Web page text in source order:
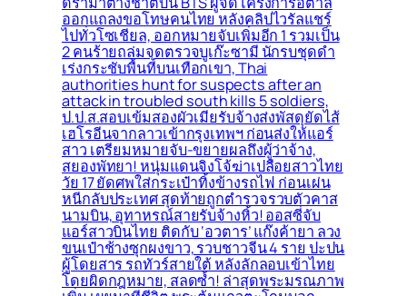
ออกแถลงขอโทษคนไทย หลังคลิปไวรัลแชร์
ไปทั่วโซเชียล, ออกหมายจับเพิ่มอีก 1 รวมเป็น
2 คนร้ายถล่มจุดตรวจบูเก๊ะซามี นักรบชุดดำ
เร่งกระชับพื้่นที่บนเทือกเขา, Thai
authorities hunt for suspects after an
attack in troubled south kills 5 soldiers,
ป.ป.ส.สอบเข้มสองผัวเมียรับจ้างส่งพัสดุยัดไส้
เฮโรอีนจากลาวเข้ากรุงเทพฯ ก่อนส่งให้แอร์
สาว เตรียมหมายจับ-ขยายผลถึงผู้ว่าจ้าง,
สยองพัทยา! หนุ่มแดนจิงโจ้ฆ่าเปลือยสาวไทย
วัย 17 ยัดศพใส่กระเป๋าทิ้งข้างรถไฟ ก่อนเผ่น
หนีกลับประเทศ สุดท้ายถูกตำรวจรวบตัวคาส
นามบิน, อุทาหรณ์สายรับจ้างหิ้ว! ออสซี่จับ
แอร์สาวบินไทย ติดกับ ‘อวตาร’ แก๊งค้ายา ลวง
ขนเป๋าช้างซุกผงขาว, รวบชาวจีน 4 ราย ปะปน
ผู้โดยสาร รถทัวร์สายใต้ หลังลักลอบเข้าไทย
โดยผิดกฎหมาย, สลดซ้ำ! ล่าสุดพระมรณภาพ